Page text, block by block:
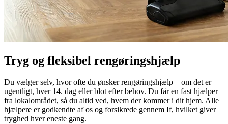
Tryg og fleksibel rengøringshjælp
Du vælger selv, hvor ofte du ønsker rengøringshjælp – om det er
ugentligt, hver 14. dag eller blot efter behov. Du får en fast hjælper
fra lokalområdet, så du altid ved, hvem der kommer i dit hjem. Alle
hjælpere er godkendte af os og forsikrede gennem If, hvilket giver
tryghed hver eneste gang.